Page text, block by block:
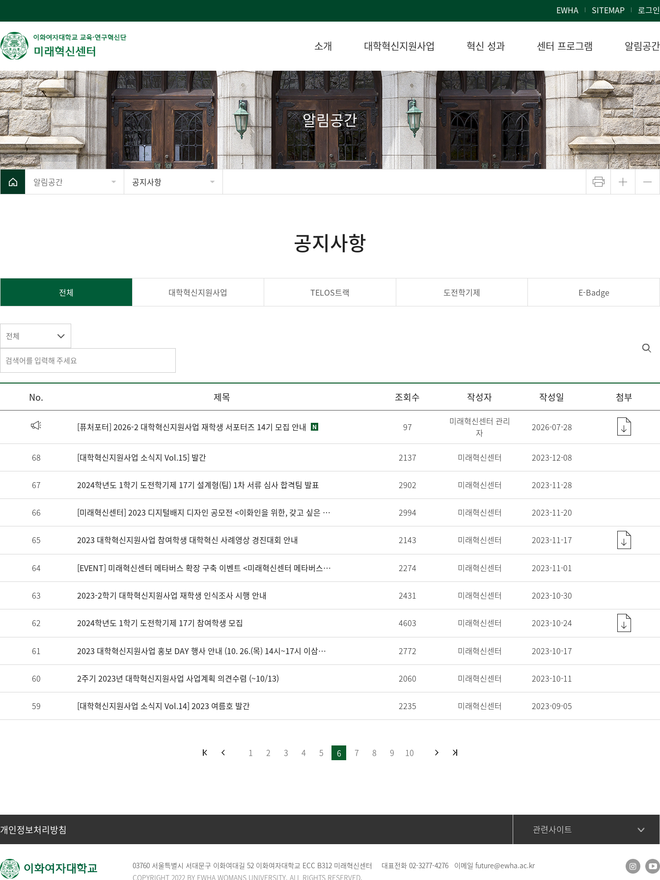
EWHA SITEMAP 로그인
소개 대학혁신지원사업 혁신 성과 센터 프로그램 알림공간
알림공간
알림공간 공지사항
공지사항
전체 대학혁신지원사업 TELOS트랙 도전학기제 E-Badge
전체
No. 제목 조회수 작성자 작성일 첨부
[퓨처포터] 2026-2 대학혁신지원사업 재학생 서포터즈 14기 모집 안내 N 97
미래혁신센터 관리
자
2026-07-28
68 [대학혁신지원사업 소식지 Vol.15] 발간 2137 미래혁신센터 2023-12-08
67 2024학년도 1학기 도전학기제 17기 설계형(팀) 1차 서류 심사 합격팀 발표 2902 미래혁신센터 2023-11-28
66 [미래혁신센터] 2023 디지털배지 디자인 공모전 <이화인을 위한, 갖고 싶은 디지털배지를 디자인해보자!> (접수: 23.11.21.(화)~12.11.(월) 13시 마감) 2994 미래혁신센터 2023-11-20
65 2023 대학혁신지원사업 참여학생 대학혁신 사례영상 경진대회 안내 2143 미래혁신센터 2023-11-17
64 [EVENT] 미래혁신센터 메타버스 확장 구축 이벤트 <미래혁신센터 메타버스에서 랜선 단풍 즐기고 이벤트도 참여하자!> (11.2.(목)~11.9.(목)) 2274 미래혁신센터 2023-11-01
63 2023-2학기 대학혁신지원사업 재학생 인식조사 시행 안내 2431 미래혁신센터 2023-10-30
62 2024학년도 1학기 도전학기제 17기 참여학생 모집 4603 미래혁신센터 2023-10-24
61 2023 대학혁신지원사업 홍보 DAY 행사 안내 (10. 26.(목) 14시~17시 이삼봉홀) 2772 미래혁신센터 2023-10-17
60 2주기 2023년 대학혁신지원사업 사업계획 의견수렴 (~10/13) 2060 미래혁신센터 2023-10-11
59 [대학혁신지원사업 소식지 Vol.14] 2023 여름호 발간 2235 미래혁신센터 2023-09-05
1 2 3 4 5 6 7 8 9 10
개인정보처리방침 관련사이트
03760 서울특별시 서대문구 이화여대길 52 이화여자대학교 ECC B312 미래혁신센터 대표전화 02-3277-4276 이메일 future@ewha.ac.kr
COPYRIGHT 2022 BY EWHA WOMANS UNIVERSITY. ALL RIGHTS RESERVED.